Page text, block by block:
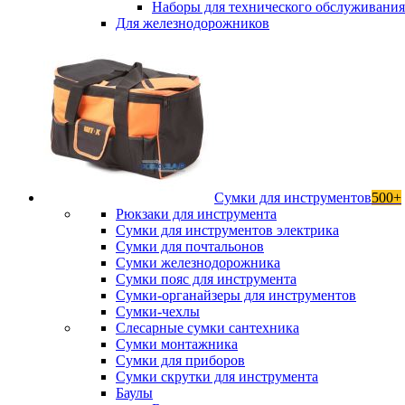
Наборы для технического
Для железнодорожников
Сумки для инструментов500+
Рюкзаки для инструмента
Сумки для инструментов электрика
Сумки для почтальонов
Сумки железнодорожника
Сумки пояс для инструмента
Сумки-органайзеры для инструментов
Сумки-чехлы
Слесарные сумки сантехника
Сумки монтажника
Сумки для приборов
Сумки скрутки для инструмента
Баулы